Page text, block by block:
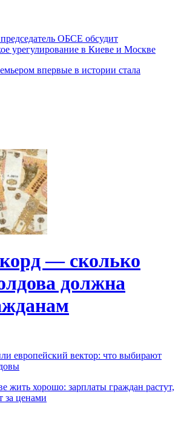
ОБСЕ обсудит
урегулирование в Киеве и Москве
впервые в истории стала
— сколько
должна
европейский вектор: что выбирают
жить хорошо: зарплаты граждан растут,
за ценами